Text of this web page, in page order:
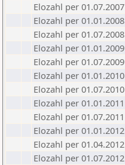
Elozahl per 01.07.2007
Elozahl per 01.01.2008
Elozahl per 01.07.2008
Elozahl per 01.01.2009
Elozahl per 01.07.2009
Elozahl per 01.01.2010
Elozahl per 01.07.2010
Elozahl per 01.01.2011
Elozahl per 01.07.2011
Elozahl per 01.01.2012
Elozahl per 01.04.2012
Elozahl per 01.07.2012